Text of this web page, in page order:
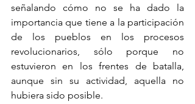
señalando cómo no se ha dado la
importancia que tiene a la participación
de los pueblos en los procesos
revolucionarios, sólo porque no
estuvieron en los frentes de batalla,
aunque sin su actividad, aquella no
hubiera sido posible.